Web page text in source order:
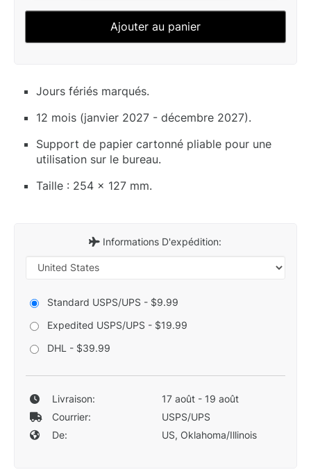
Ajouter au panier
Jours fériés marqués.
12 mois (janvier 2027 - décembre 2027).
Support de papier cartonné pliable pour une
utilisation sur le bureau.
Taille : 254 x 127 mm.
Informations D'expédition:
Standard USPS/UPS - $9.99
Expedited USPS/UPS - $19.99
DHL - $39.99
Livraison:
17 août - 19 août
Courrier:
USPS/UPS
De:
US, Oklahoma/Illinois